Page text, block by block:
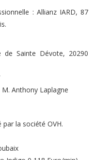
: Allianz IARD, 87
de Sainte Dévote, 20290
Anthony Laplagne
la société OVH.